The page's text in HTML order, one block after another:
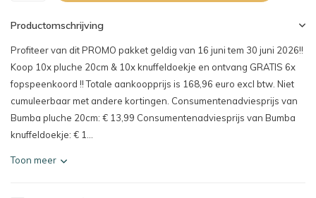
Productomschrijving
Profiteer van dit PROMO pakket geldig van 16 juni tem 30 juni 2026!!
Koop 10x pluche 20cm & 10x knuffeldoekje en ontvang GRATIS 6x
fopspeenkoord !! Totale aankoopprijs is 168,96 euro excl btw. Niet
cumuleerbaar met andere kortingen. Consumentenadviesprijs van
Bumba pluche 20cm: € 13,99 Consumentenadviesprijs van Bumba
knuffeldoekje: € 1...
Toon meer